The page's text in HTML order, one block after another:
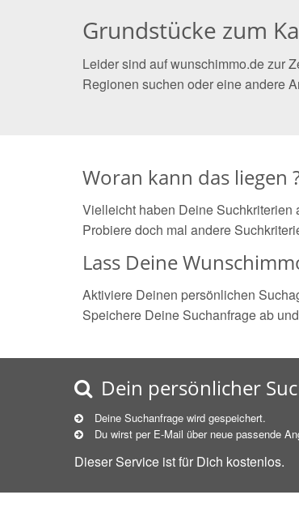
Grundstücke zum
Leider sind auf wunschimmo.de zur
Regionen suchen oder eine andere
Woran kann das liegen
Vielleicht haben Deine Suchkriterien
Probiere doch mal andere
Lass Deine
Aktiviere Deinen persönlichen
Speichere Deine Suchanfrage ab
Dein persönlicher
Deine Suchanfrage wird gespeichert.
Du wirst per E-Mail über neue passende
Dieser Service ist für Dich kostenlos.